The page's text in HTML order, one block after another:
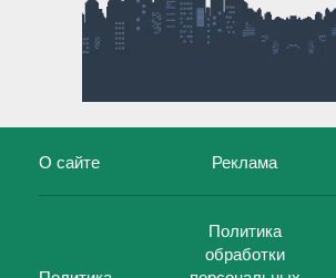
О сайте Реклама
Политика
обработки